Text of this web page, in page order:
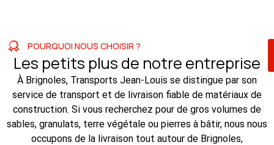
POURQUOI NOUS CHOISIR ?
Les petits plus de notre entreprise
À Brignoles, Transports Jean-Louis se distingue par son
service de transport et de livraison fiable de matériaux de
construction. Si vous recherchez pour de gros volumes de
sables, granulats, terre végétale ou pierres à bâtir, nous nous
occupons de la livraison tout autour de Brignoles,